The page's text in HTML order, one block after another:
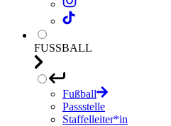
FUSSBALL
Fußball
Passstelle
Staffelleiter*in